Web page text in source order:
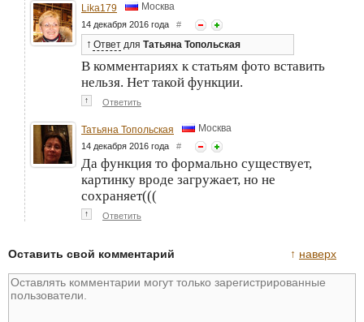
Lika179 Москва
14 декабря 2016 года #
↑ Ответ для Татьяна Топольская
В комментариях к статьям фото вставить
нельзя. Нет такой функции.
↑ Ответить
Татьяна Топольская Москва
14 декабря 2016 года #
Да функция то формально существует,
картинку вроде загружает, но не
сохраняет(((
↑ Ответить
↑ наверх
Оставить свой комментарий